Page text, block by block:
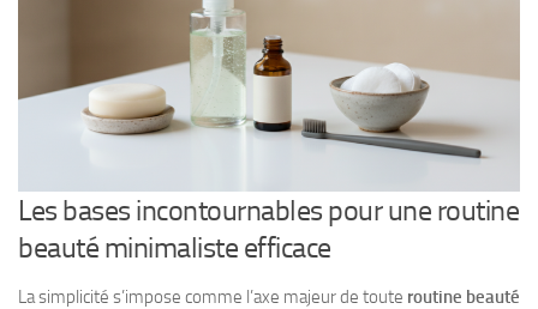
Les bases incontournables pour une routine
beauté minimaliste efficace
La simplicité s’impose comme l’axe majeur de toute routine beauté